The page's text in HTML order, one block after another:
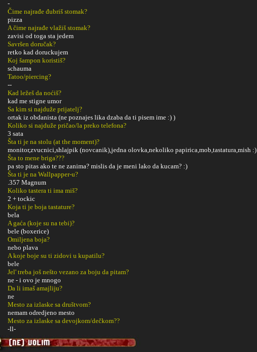
-
Čime najrađe đubriš stomak?
pizza
A čime najrađe vlažiš stomak?
zavisi od toga sta jedem
Savršen doručak?
retko kad doruckujem
Koj šampon koristiš?
schauma
Tatoo/piercing?
--
Kad ležeš da noćiš?
kad me stigne umor
Sa kim si najduže prijatelj?
ortak iz obdanista (ne poznajes lika dzaba da ti pisem ime :) )
Koliko si najduže pričao/la preko telefona?
3 sata
Šta ti je na stolu (at the moment)?
monitor,zvucnici,shlajpik (novcanik),jedna olovka,nekoliko papirica,mob,tastatura,mish :)
Šta to mene briga???
pa sto pitas ako te ne zanima? mislis da je meni lako da kucam? :)
Šta ti je na Wallpapper-u?
.357 Magnum
Koliko tastera ti ima miš?
2 + tockic
Koja ti je boja tastature?
bela
A gaća (koje su na tebi)?
bele (boxerice)
Omiljena boja?
nebo plava
A koje boje su ti zidovi u kupatilu?
bele
Jel' treba još nešto vezano za boju da pitam?
ne - i ovo je mnogo
Da li imaš amajliju?
ne
Mesto za izlaske sa društvom?
nemam odredjeno mesto
Mesto za izlaske sa devojkom/dečkom??
-ll-